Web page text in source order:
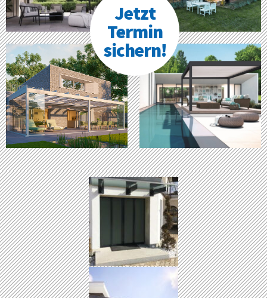
Jetzt
Termin
sichern!